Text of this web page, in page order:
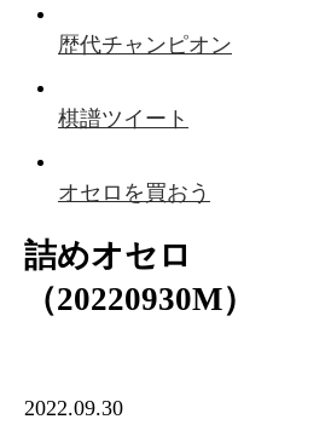
歴代チャンピオン
棋譜ツイート
オセロを買おう
詰めオセロ
（20220930M）
2022.09.30